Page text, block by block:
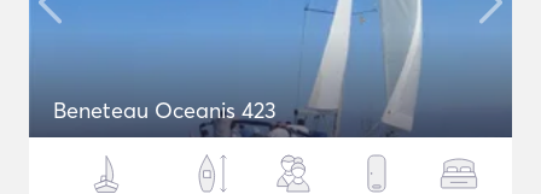
Beneteau Oceanis 423